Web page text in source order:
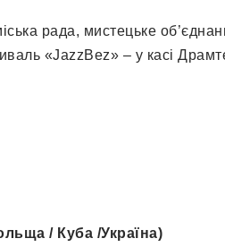
рада, мистецьке
«JazzBez» – у касі
/ Куба /Україна)